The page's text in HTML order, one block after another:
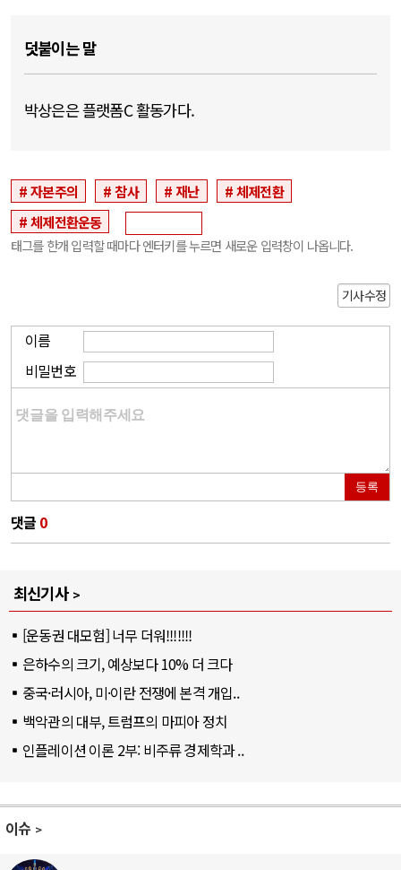
덧붙이는 말
박상은은 플랫폼C 활동가다.
자본주의 참사 재난
체제전환
체제전환운동
태그를 한개 입력할 때마다 엔터키를 누르면 새로운 입력창이 나옵니다.
기사수정
이름
비밀번호
등록
댓글 0
최신기사
[운동권 대모험] 너무 더워!!!!!!!
은하수의 크기, 예상보다 10% 더 크다
중국·러시아, 미·이란 전쟁에 본격 개입..
백악관의 대부, 트럼프의 마피아 정치
인플레이션 이론 2부: 비주류 경제학과 ..
이슈